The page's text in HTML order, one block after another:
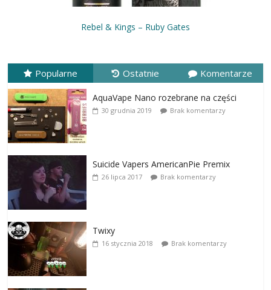
Rebel & Kings – Ruby Gates
Popularne Ostatnie Komentarze
AquaVape Nano rozebrane na części
30 grudnia 2019 Brak komentarzy
Suicide Vapers AmericanPie Premix
26 lipca 2017 Brak komentarzy
Twixy
16 stycznia 2018 Brak komentarzy